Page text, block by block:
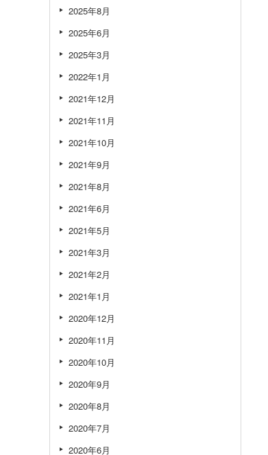
2025年8月
2025年6月
2025年3月
2022年1月
2021年12月
2021年11月
2021年10月
2021年9月
2021年8月
2021年6月
2021年5月
2021年3月
2021年2月
2021年1月
2020年12月
2020年11月
2020年10月
2020年9月
2020年8月
2020年7月
2020年6月